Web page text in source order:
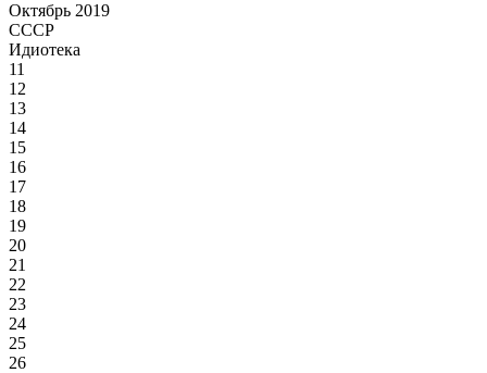
Октябрь 2019
СССР
Идиотека
11
12
13
14
15
16
17
18
19
20
21
22
23
24
25
26